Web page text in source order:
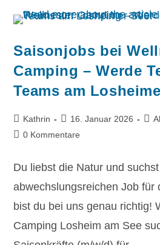
Saisonjobs bei
Camping – Werde
Teams am
Kathrin 16. Januar 2026
0 Kommentare
Du liebst die Natur und
abwechslungsreichen Job für
bist du bei uns genau richtig!
Camping Losheim am See